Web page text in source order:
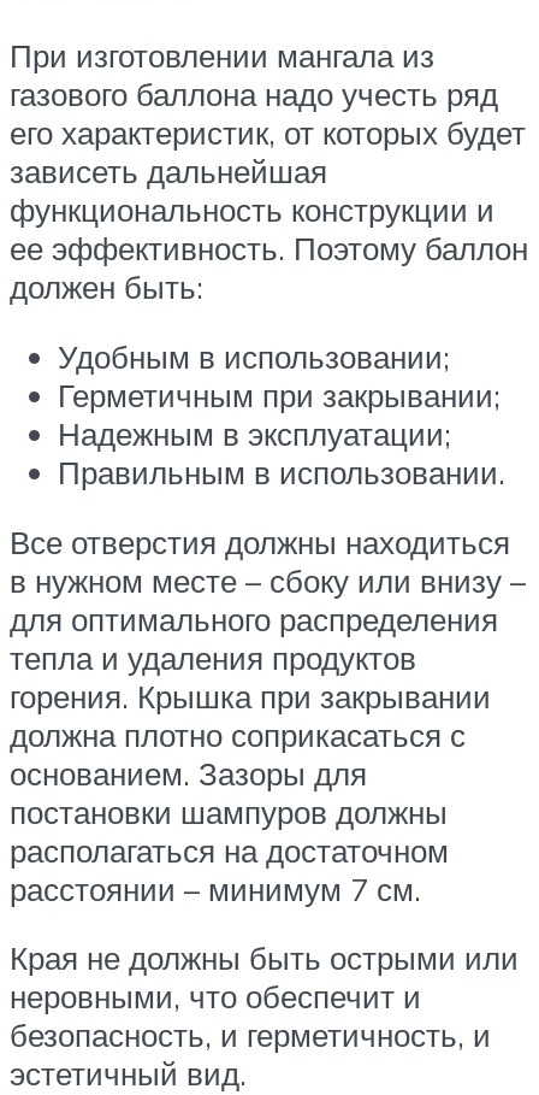
При изготовлении мангала из
газового баллона надо учесть ряд
его характеристик, от которых будет
зависеть дальнейшая
функциональность конструкции и
ее эффективность. Поэтому баллон
должен быть:
Удобным в использовании;
Герметичным при закрывании;
Надежным в эксплуатации;
Правильным в использовании.
Все отверстия должны находиться
в нужном месте – сбоку или внизу –
для оптимального распределения
тепла и удаления продуктов
горения. Крышка при закрывании
должна плотно соприкасаться с
основанием. Зазоры для
постановки шампуров должны
располагаться на достаточном
расстоянии – минимум 7 см.
Края не должны быть острыми или
неровными, что обеспечит и
безопасность, и герметичность, и
эстетичный вид.